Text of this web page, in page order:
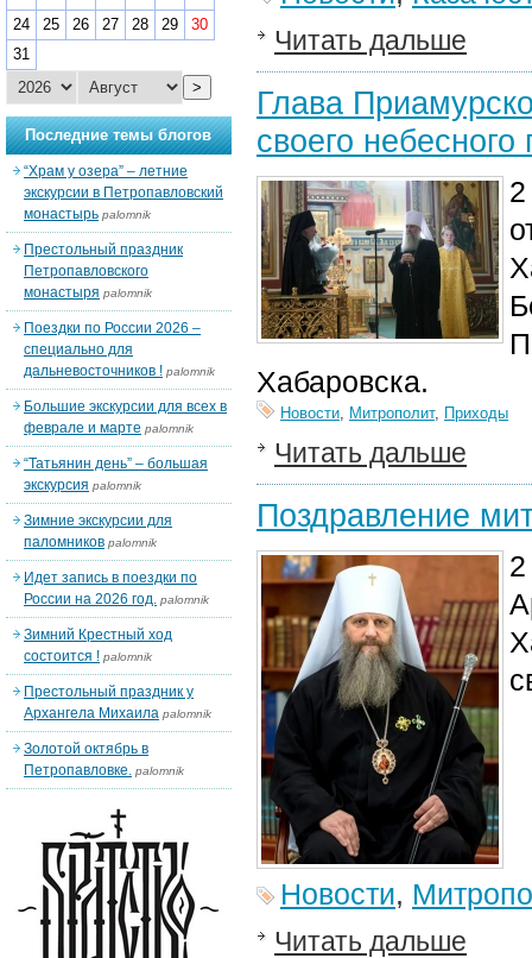
Читать дальше
Глава
своего небесного
Хабаровска.
Новости, Митрополит, Приходы
Читать дальше
Поздравление
Новости,
Читать дальше
24
25 26 27 28 29
30
31
>
Последние темы блогов
“Храм у озера” – летние
экскурсии в Петропавловский
монастырь palomnik
Престольный праздник
Петропавловского
монастыря palomnik
Поездки по России 2026 –
специально для
дальневосточников ! palomnik
Большие экскурсии для всех в
феврале и марте palomnik
“Татьянин день” – большая
экскурсия palomnik
Зимние экскурсии для
паломников palomnik
Идет запись в поездки по
России на 2026 год. palomnik
Зимний Крестный ход
состоится ! palomnik
Престольный праздник у
Архангела Михаила palomnik
Золотой октябрь в
Петропавловке. palomnik